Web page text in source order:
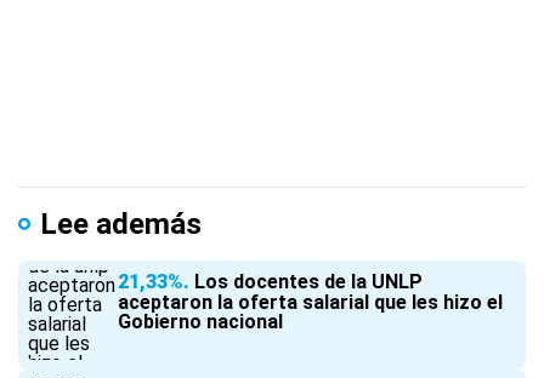
Lee además
21,33% Los docentes de la UNLP
aceptaron la oferta salarial que les hizo el
Gobierno nacional